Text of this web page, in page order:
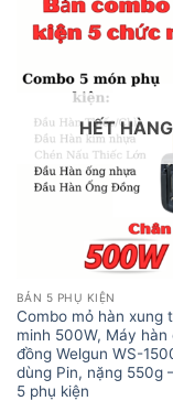
HẾT HÀNG
BẢN 5 PHỤ KIỆN
Combo mỏ hàn xung
minh 500W, Máy hàn
đồng Welgun WS-
dùng Pin, nặng 550g
5 phụ kiện